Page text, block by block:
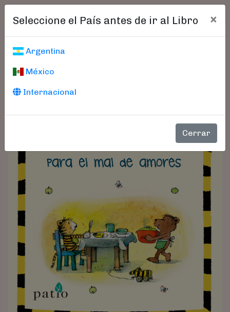
Seleccione el País antes de ir al Libro ×
Argentina
México
Internacional
Cerrar